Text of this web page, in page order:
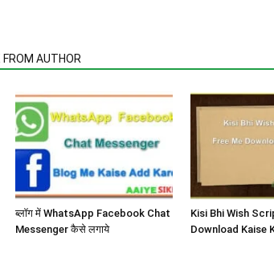
FROM AUTHOR
ब्लॉग में WhatsApp Facebook Chat
Messenger कैसे लगाये
Kisi Bhi Wish
Download Kaise